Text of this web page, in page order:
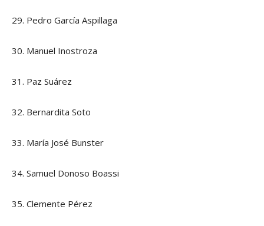
29. Pedro García Aspillaga
30. Manuel Inostroza
31. Paz Suárez
32. Bernardita Soto
33. María José Bunster
34. Samuel Donoso Boassi
35. Clemente Pérez